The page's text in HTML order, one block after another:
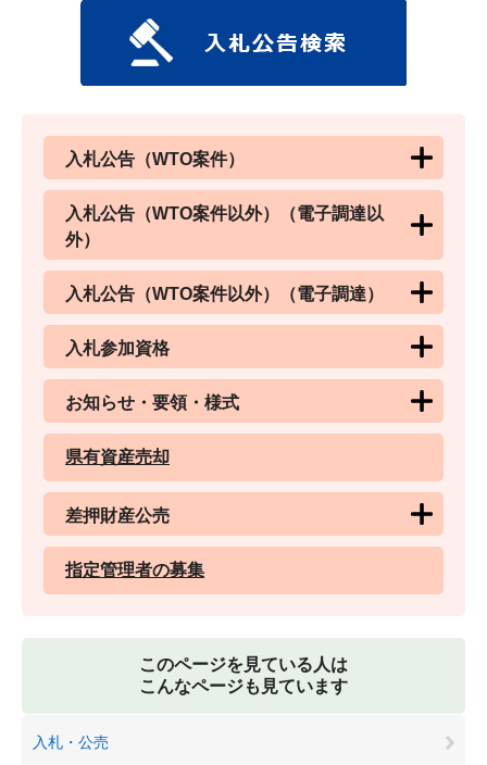
入札公告（WTO案件）
入札公告（WTO案件以外）（電子調達以
外）
入札公告（WTO案件以外）（電子調達）
入札参加資格
お知らせ・要領・様式
県有資産売却
差押財産公売
指定管理者の募集
このページを見ている人は
こんなページも見ています
入札・公売